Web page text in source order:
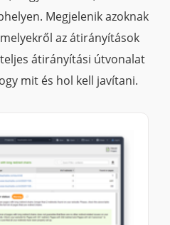
Megjelenik azoknak
az átirányítások
átirányítási útvonalat
mit és hol kell javítani.